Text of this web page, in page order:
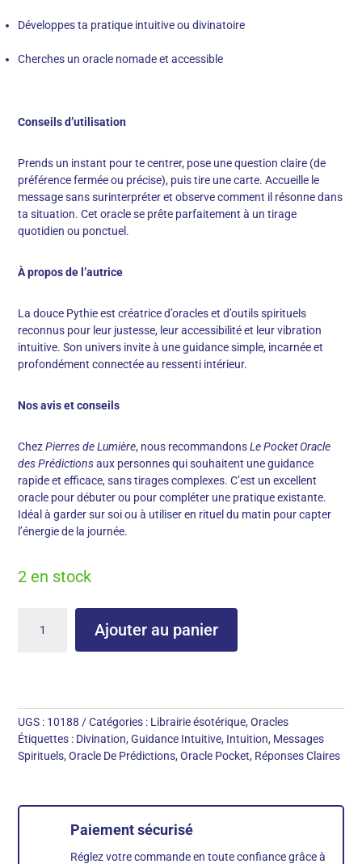
Développes ta pratique intuitive ou divinatoire
Cherches un oracle nomade et accessible
Conseils d’utilisation
Prends un instant pour te centrer, pose une question claire (de
préférence fermée ou précise), puis tire une carte. Accueille le
message sans surinterpréter et observe comment il résonne dans
ta situation. Cet oracle se prête parfaitement à un tirage
quotidien ou ponctuel.
À propos de l’autrice
La douce Pythie est créatrice d’oracles et d’outils spirituels
reconnus pour leur justesse, leur accessibilité et leur vibration
intuitive. Son univers invite à une guidance simple, incarnée et
profondément connectée au ressenti intérieur.
Nos avis et conseils
ChezPierres de Lumière, nous recommandonsLe Pocket Oracle
des Prédictionsaux personnes qui souhaitent une guidance
rapide et efficace, sans tirages complexes. C’est un excellent
oracle pour débuter ou pour compléter une pratique existante.
Idéal à garder sur soi ou à utiliser en rituel du matin pour capter
l’énergie de la journée.
2 en stock
Prédictions
Ajouter au panier
UGS : 10188 Catégories : Librairie ésotérique,Oracles
Étiquettes : Divination,Guidance Intuitive, Intuition, Messages
Spirituels,Oracle De Prédictions,Oracle Pocket, Réponses Claires
Paiement sécurisé
Réglez votre commande en toute confiance grâce à